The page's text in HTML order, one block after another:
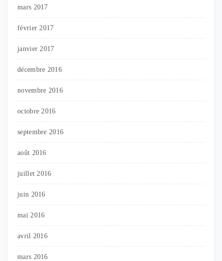
mars 2017
février 2017
janvier 2017
décembre 2016
novembre 2016
octobre 2016
septembre 2016
août 2016
juillet 2016
juin 2016
mai 2016
avril 2016
mars 2016